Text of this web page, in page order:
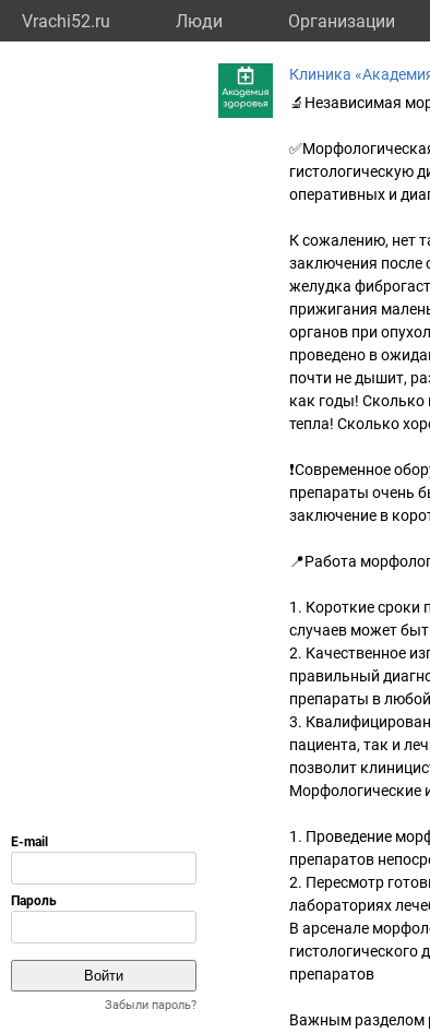
Vrachi52.ru Люди Организации
Забыли пароль?
Клиника
🔬Независимая
гистологическую
оперативных и
К сожалению, нет
заключения после
желудка
прижигания
органов при
проведено в
почти не дышит,
как годы! Сколько
тепла! Сколько
❗️Современное
препараты очень
заключение в
📍Работа
1. Короткие сроки
случаев может
2. Качественное
правильный
препараты в
3.
пациента, так и
позволит
Морфологические
1. Проведение
препаратов
2. Пересмотр
лабораториях
В арсенале
гистологического
препаратов
Важным разделом